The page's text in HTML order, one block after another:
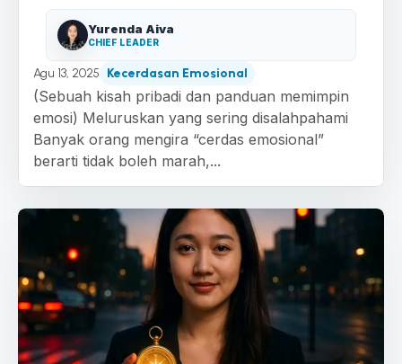
Yurenda Aiva
CHIEF LEADER
Agu 13, 2025 Kecerdasan Emosional
(Sebuah kisah pribadi dan panduan memimpin
emosi) Meluruskan yang sering disalahpahami
Banyak orang mengira “cerdas emosional”
berarti tidak boleh marah,...